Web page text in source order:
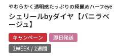
やわらかく透明感たっぷりの綺麗めハーフeye
シェリールbyダイヤ【バニラベ
ージュ】
キャンペーン
即日発送
2WEEK / 2週間